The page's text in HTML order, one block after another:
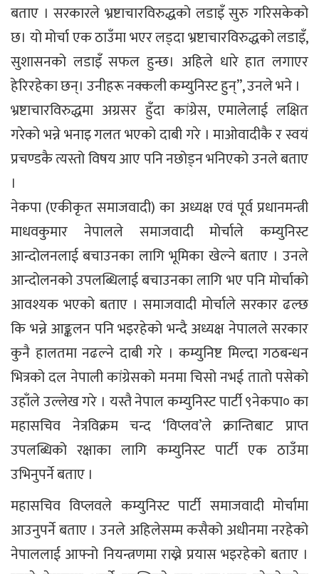
बताए । सरकारले भ्रष्टाचारविरुद्धको लडाइँ सुरु गरिसकेको
छ। यो मोर्चा एक ठाउँमा भएर लड्दा भ्रष्टाचारविरुद्धको लडाइँ,
सुशासनको लडाइँ सफल हुन्छ। अहिले धारे हात लगाएर
हेरिरहेका छन्। उनीहरू नक्कली कम्युनिस्ट हुन्’’, उनले भने ।
भ्रष्टाचारविरुद्धमा अग्रसर हुँदा कांग्रेस, एमालेलाई लक्षित
गरेको भन्ने भनाइ गलत भएको दाबी गरे । माओवादीकै र स्वयं
प्रचण्डकै त्यस्तो विषय आए पनि नछोड्न भनिएको उनले बताए
।
नेकपा (एकीकृत समाजवादी) का अध्यक्ष एवं पूर्व प्रधानमन्त्री
माधवकुमार नेपालले समाजवादी मोर्चाले कम्युनिस्ट
आन्दोलनलाई बचाउनका लागि भूमिका खेल्ने बताए । उनले
आन्दोलनको उपलब्धिलाई बचाउनका लागि भए पनि मोर्चाको
आवश्यक भएको बताए । समाजवादी मोर्चाले सरकार ढल्छ
कि भन्ने आङ्कलन पनि भइरहेको भन्दै अध्यक्ष नेपालले सरकार
कुनै हालतमा नढल्ने दाबी गरे । कम्युनिष्ट मिल्दा गठबन्धन
भित्रको दल नेपाली कांग्रेसको मनमा चिसो नभई तातो पसेको
उहाँले उल्लेख गरे । यस्तै नेपाल कम्युनिस्ट पार्टी ९नेकपा० का
महासचिव नेत्रविक्रम चन्द ‘विप्लव’ले क्रान्तिबाट प्राप्त
उपलब्धिको रक्षाका लागि कम्युनिस्ट पार्टी एक ठाउँमा
उभिनुपर्ने बताए ।
महासचिव विप्लवले कम्युनिस्ट पार्टी समाजवादी मोर्चामा
आउनुपर्ने बताए । उनले अहिलेसम्म कसैको अधीनमा नरहेको
नेपाललाई आफ्नो नियन्त्रणमा राख्ने प्रयास भइरहेको बताए ।